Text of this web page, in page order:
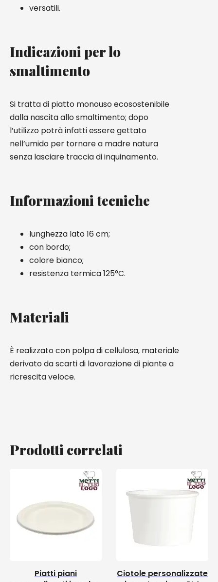
versatili.
Indicazioni per lo
smaltimento
Si tratta di piatto monouso ecosostenibile
dalla nascita allo smaltimento; dopo
l’utilizzo potrà infatti essere gettato
nell’umido per tornare a madre natura
senza lasciare traccia di inquinamento.
Informazioni tecniche
lunghezza lato 16 cm;
con bordo;
colore bianco;
resistenza termica 125°C.
Materiali
È realizzato con polpa di cellulosa, materiale
derivato da scarti di lavorazione di piante a
ricrescita veloce.
Prodotti correlati
Piatti piani
Ciotole personalizzate